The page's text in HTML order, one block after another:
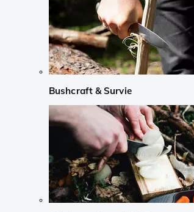
Bushcraft & Survie